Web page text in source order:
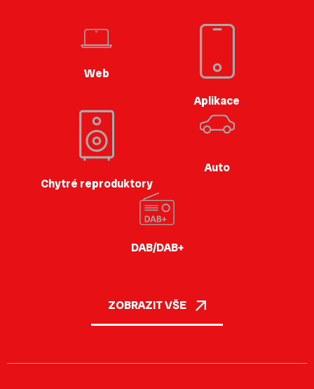
Web
Aplikace
Chytré reproduktory
Auto
DAB/DAB+
ZOBRAZIT VŠE